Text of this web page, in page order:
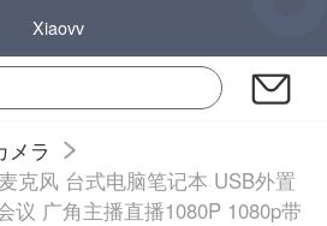
Xiaovv
メラ
克风 台式电脑笔记本 USB外置
议 广角主播直播1080P 1080p带